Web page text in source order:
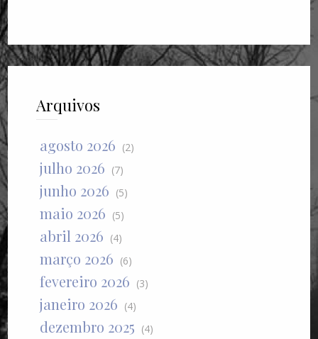
Arquivos
agosto 2026 (2)
julho 2026 (7)
junho 2026 (5)
maio 2026 (5)
abril 2026 (4)
março 2026 (6)
fevereiro 2026 (3)
janeiro 2026 (4)
dezembro 2025 (4)